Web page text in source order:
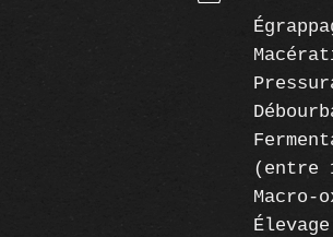
(entre
Macro-